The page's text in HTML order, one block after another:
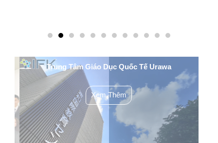
Trung Tâm Giáo Dục Quốc Tế Urawa
Xem Thêm